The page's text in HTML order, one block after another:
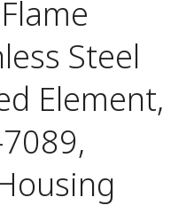
Steel
Element,